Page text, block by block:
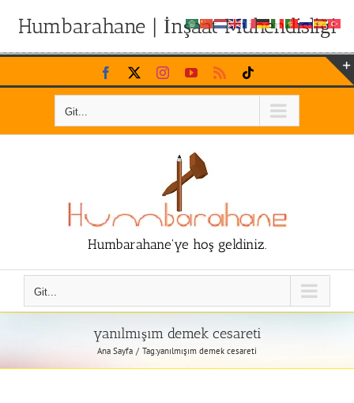
Humbarahane | İnşaat Mühendisliği
Skip
to
Facebook InstagramYouTubeRss
Git...
Humbarahane'ye hoş geldiniz.
Git...
yanılmışım demek cesareti
Ana Sayfa Tag:yanılmışım demek cesareti